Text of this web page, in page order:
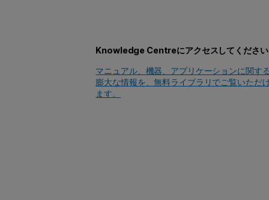
Knowledge Centreにアクセスしてください
マニュアル、機器、アプリケーションに関す
膨大な情報を、無料ライブラリでご覧いただ
ます。